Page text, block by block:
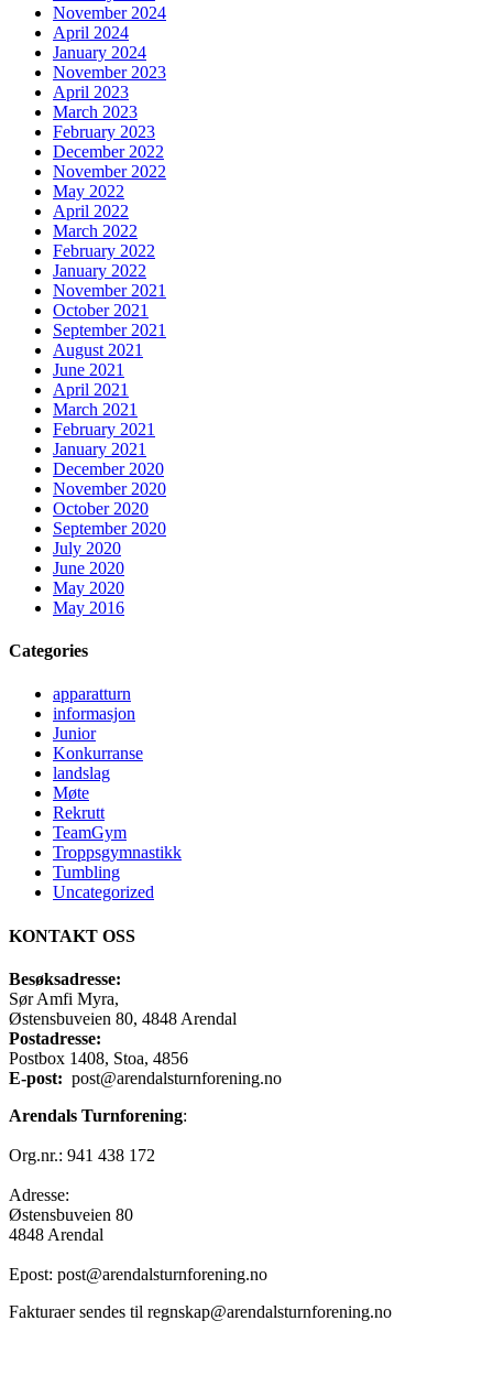
November 2024
April 2024
January 2024
November 2023
April 2023
March 2023
February 2023
December 2022
November 2022
May 2022
April 2022
March 2022
February 2022
January 2022
November 2021
October 2021
September 2021
August 2021
June 2021
April 2021
March 2021
February 2021
January 2021
December 2020
November 2020
October 2020
September 2020
July 2020
June 2020
May 2020
May 2016
Categories
apparatturn
informasjon
Junior
Konkurranse
landslag
Møte
Rekrutt
TeamGym
Troppsgymnastikk
Tumbling
Uncategorized
KONTAKT OSS
Besøksadresse:
Sør Amfi Myra,
Østensbuveien 80, 4848 Arendal
Postadresse:
Postbox 1408, Stoa, 4856
E-post: post@arendalsturnforening.no
Arendals Turnforening:
Org.nr.: 941 438 172
Adresse:
Østensbuveien 80
4848 Arendal
Epost: post@arendalsturnforening.no
Fakturaer sendes til regnskap@arendalsturnforening.no